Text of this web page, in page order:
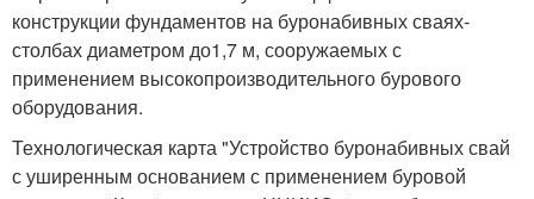
конструкции фундаментов на буронабивных сваях-
столбах диаметром до1,7 м, сооружаемых с
применением высокопроизводительного бурового
оборудования.
Технологическая карта "Устройство буронабивных свай
с уширенным основанием с применением буровой